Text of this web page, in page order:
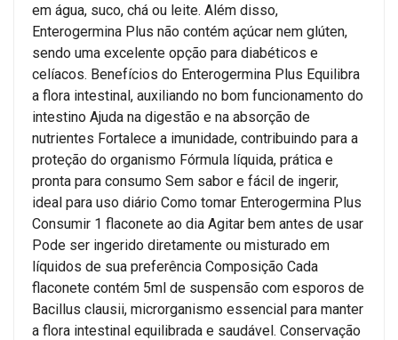
em água, suco, chá ou leite. Além disso,
Enterogermina Plus não contém açúcar nem glúten,
sendo uma excelente opção para diabéticos e
celíacos. Benefícios do Enterogermina Plus Equilibra
a flora intestinal, auxiliando no bom funcionamento do
intestino Ajuda na digestão e na absorção de
nutrientes Fortalece a imunidade, contribuindo para a
proteção do organismo Fórmula líquida, prática e
pronta para consumo Sem sabor e fácil de ingerir,
ideal para uso diário Como tomar Enterogermina Plus
Consumir 1 flaconete ao dia Agitar bem antes de usar
Pode ser ingerido diretamente ou misturado em
líquidos de sua preferência Composição Cada
flaconete contém 5ml de suspensão com esporos de
Bacillus clausii, microrganismo essencial para manter
a flora intestinal equilibrada e saudável. Conservação